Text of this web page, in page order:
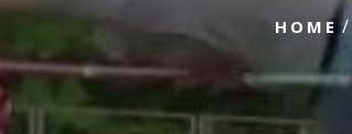
HOME /